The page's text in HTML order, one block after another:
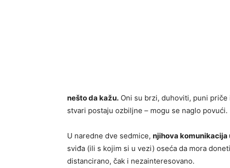
nešto da kažu. Oni su brzi, duhoviti, puni
stvari postaju ozbiljne – mogu se naglo povući.
U naredne dve sedmice, njihova komunikacija
sviđa (ili s kojim si u vezi) oseća da mora
distancirano, čak i nezainteresovano.